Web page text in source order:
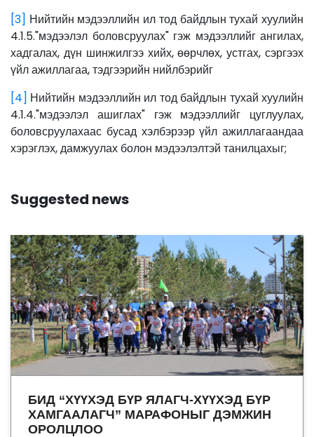
[3] Нийтийн мэдээллийн ил тод байдлын тухай хуулийн
4.1.5."мэдээлэл боловсруулах" гэж мэдээллийг ангилах,
хадгалах, дүн шинжилгээ хийх, өөрчлөх, устгах, сэргээх
үйл ажиллагаа, тэдгээрийн нийлбэрийг
[4] Нийтийн мэдээллийн ил тод байдлын тухай хуулийн
4.1.4."мэдээлэл ашиглах" гэж мэдээллийг цуглуулах,
боловсруулахаас бусад хэлбэрээр үйл ажиллагаандаа
хэрэглэх, дамжуулах болон мэдээлэлтэй танилцахыг;
Suggested news
БИД “ХҮҮХЭД БҮР ЯЛАГЧ-ХҮҮХЭД БҮР
ХАМГААЛАГЧ” МАРАФОНЫГ ДЭМЖИН
ОРОЛЦЛОО